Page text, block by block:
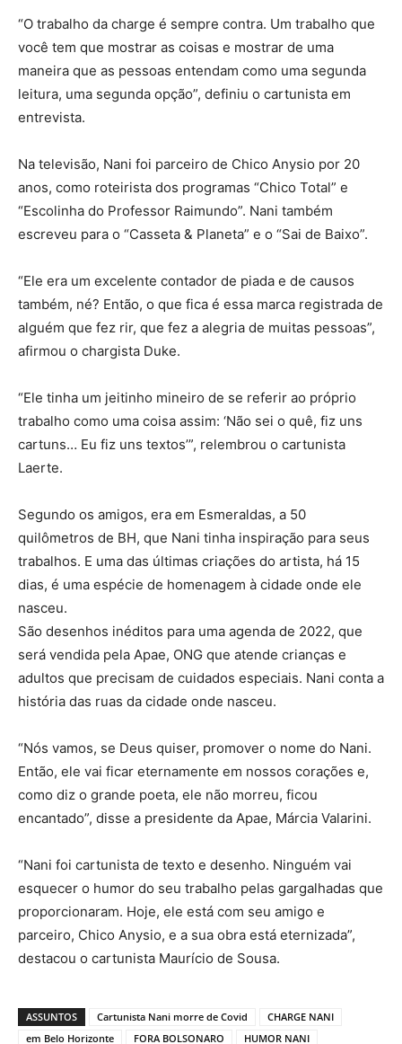
“O trabalho da charge é sempre contra. Um trabalho que
você tem que mostrar as coisas e mostrar de uma
maneira que as pessoas entendam como uma segunda
leitura, uma segunda opção”, definiu o cartunista em
entrevista.
Na televisão, Nani foi parceiro de Chico Anysio por 20
anos, como roteirista dos programas “Chico Total” e
“Escolinha do Professor Raimundo”. Nani também
escreveu para o “Casseta & Planeta” e o “Sai de Baixo”.
“Ele era um excelente contador de piada e de causos
também, né? Então, o que fica é essa marca registrada de
alguém que fez rir, que fez a alegria de muitas pessoas”,
afirmou o chargista Duke.
“Ele tinha um jeitinho mineiro de se referir ao próprio
trabalho como uma coisa assim: ‘Não sei o quê, fiz uns
cartuns… Eu fiz uns textos’”, relembrou o cartunista
Laerte.
Segundo os amigos, era em Esmeraldas, a 50
quilômetros de BH, que Nani tinha inspiração para seus
trabalhos. E uma das últimas criações do artista, há 15
dias, é uma espécie de homenagem à cidade onde ele
nasceu.
São desenhos inéditos para uma agenda de 2022, que
será vendida pela Apae, ONG que atende crianças e
adultos que precisam de cuidados especiais. Nani conta a
história das ruas da cidade onde nasceu.
“Nós vamos, se Deus quiser, promover o nome do Nani.
Então, ele vai ficar eternamente em nossos corações e,
como diz o grande poeta, ele não morreu, ficou
encantado”, disse a presidente da Apae, Márcia Valarini.
“Nani foi cartunista de texto e desenho. Ninguém vai
esquecer o humor do seu trabalho pelas gargalhadas que
proporcionaram. Hoje, ele está com seu amigo e
parceiro, Chico Anysio, e a sua obra está eternizada”,
destacou o cartunista Maurício de Sousa.
ASSUNTOS Cartunista Nani morre de Covid
CHARGE NANI
em Belo Horizonte
FORA BOLSONARO HUMOR NANI